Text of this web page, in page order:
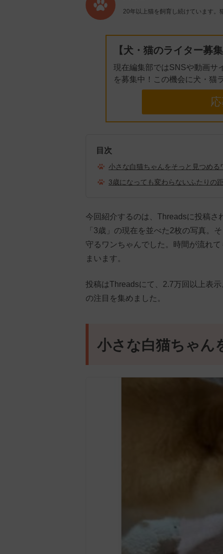
20年以上猫を飼育し続けています。
【犬・猫のライター募
現在編集部ではSNSや動画サ
を募集中！この機会に犬・猫
目次
小さな白猫ちゃんをそっと見つめる
3歳になっても変わらないふたりの
今回紹介するのは、Threadsに投稿
「3歳」の現在を並べた2枚の写真。
守るワンちゃんでした。時間が流れ
まいます。
投稿はThreadsにて、2.7万回以上表
の注目を集めました。
小さな白猫ちゃん